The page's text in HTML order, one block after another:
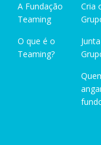
A Fundação
Teaming
O que é o
Teaming?
Cria